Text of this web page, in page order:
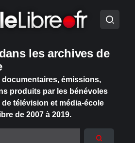
les archives de
documentaires, émissions,
produits par les bénévoles
télévision et média-école
de 2007 à 2019.